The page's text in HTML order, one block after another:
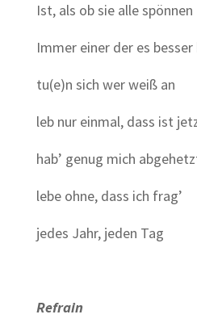
Ist, als ob sie alle spönnen
Immer einer der es besser
tu(e)n sich wer weiß an
leb nur einmal, dass ist
hab’ genug mich
lebe ohne, dass ich frag’
jedes Jahr, jeden Tag
Refrain